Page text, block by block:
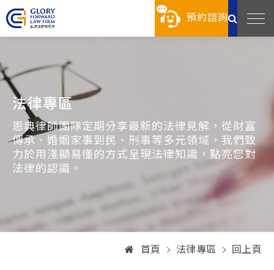
預約諮詢
法律專區
恩典律師團隊定期分享最新的法律見解，從財富
傳承、婚姻家事到民、刑事等多元領域，我們致
力於用淺顯易懂的方式呈現法律知識，點亮您對
法律的認識。
首頁 法律專區 回上頁